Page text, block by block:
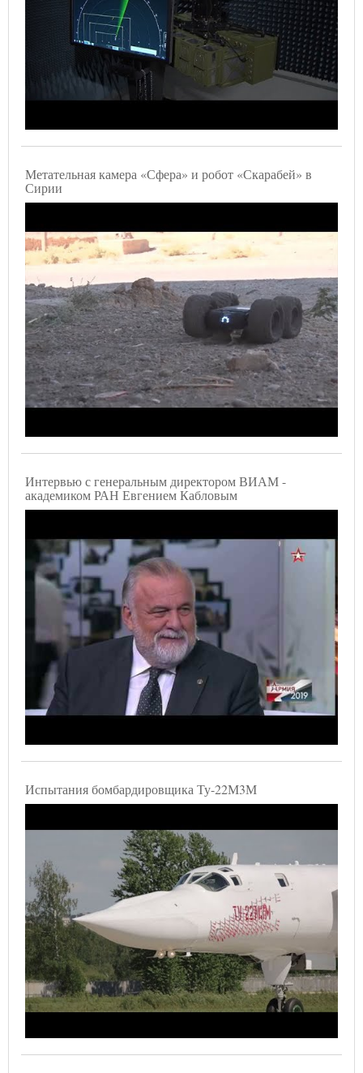
Метательная камера «Сфера» и робот «Скарабей» в
Сирии
Интервью с генеральным директором ВИАМ -
академиком РАН Евгением Кабловым
Испытания бомбардировщика Ту-22М3М